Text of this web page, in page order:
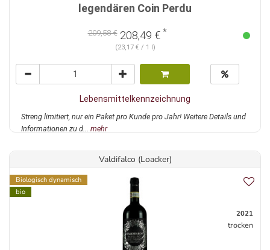
legendären Coin Perdu
209,58 €208,49 € *
(23,17 € / 1 l)
Lebensmittelkennzeichnung
Streng limitiert, nur ein Paket pro Kunde pro Jahr! Weitere Details und
Informationen zu d... mehr
Valdifalco (Loacker)
Biologisch dynamisch
bio
2021
trocken